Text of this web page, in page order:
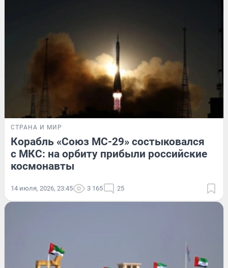
СТРАНА И МИР
Корабль «Союз МС-29» состыковался
с МКС: на орбиту прибыли российские
космонавты
14 июля, 2026, 23:45 3 165 25